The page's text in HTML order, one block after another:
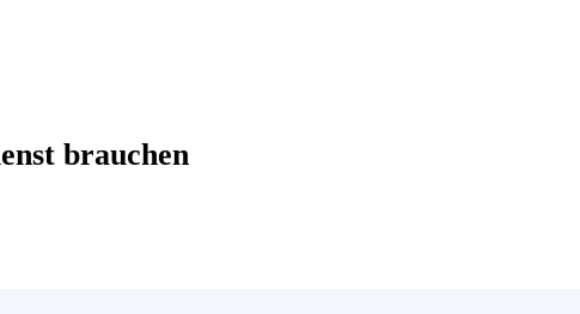
brauchen